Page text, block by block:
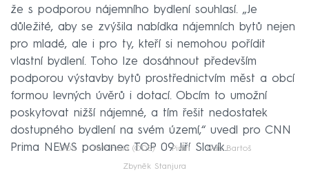
že s podporou nájemního bydlení souhlasí. „Je
důležité, aby se zvýšila nabídka nájemních bytů nejen
pro mladé, ale i pro ty, kteří si nemohou pořídit
vlastní bydlení. Toho lze dosáhnout především
podporou výstavby bytů prostřednictvím měst a obcí
formou levných úvěrů i dotací. Obcím to umožní
poskytovat nižší nájemné, a tím řešit nedostatek
dostupného bydlení na svém území,“ uvedl pro CNN
Prima NEWS poslanec TOP 09 Jiří Slavík.
ODS Petr Fiala (ODS) Piráti Ivan Bartoš
Zbyněk Stanjura